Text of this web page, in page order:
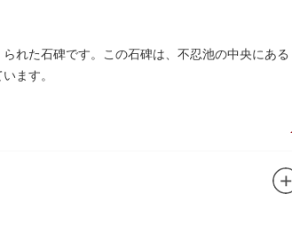
れた石碑です。この石碑は、不忍池の中央にある
ます。